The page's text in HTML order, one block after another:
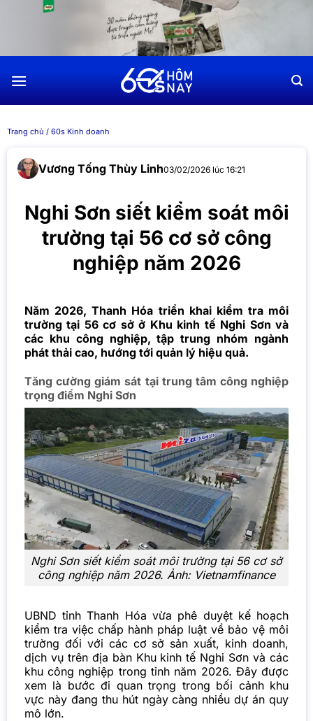
dung
Trang chủ / 60s Kinh doanh
Vương Tống Thùy Linh03/02/2026 lúc 16:21
Nghi Sơn siết kiểm soát môi
trường tại 56 cơ sở công
nghiệp năm 2026
Năm 2026, Thanh Hóa triển khai kiểm tra môi
trường tại 56 cơ sở ở Khu kinh tế Nghi Sơn và
các khu công nghiệp, tập trung nhóm ngành
phát thải cao, hướng tới quản lý hiệu quả.
Tăng cường giám sát tại trung tâm công nghiệp
trọng điểm Nghi Sơn
Nghi Sơn siết kiểm soát môi trường tại 56 cơ sở
công nghiệp năm 2026. Ảnh: Vietnamfinance
UBND tỉnh Thanh Hóa vừa phê duyệt kế hoạch
kiểm tra việc chấp hành pháp luật về bảo vệ môi
trường đối với các cơ sở sản xuất, kinh doanh,
dịch vụ trên địa bàn Khu kinh tế Nghi Sơn và các
khu công nghiệp trong tỉnh năm 2026. Đây được
xem là bước đi quan trọng trong bối cảnh khu
vực này đang thu hút ngày càng nhiều dự án quy
mô lớn.